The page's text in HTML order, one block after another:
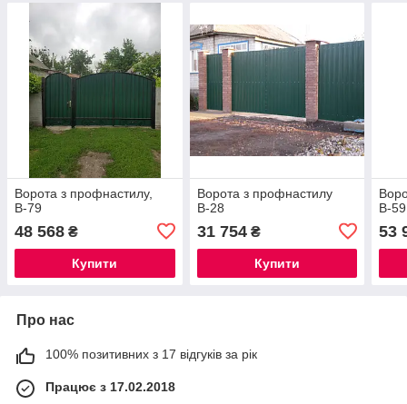
Ворота з профнастилу,
В-79
48 568 ₴
Купити
Ворота з профнастилу
В-28
31 754₴
Купити
В-59
53
Про нас
100% позитивних з 17 відгуків за рік
Працює з 17.02.2018